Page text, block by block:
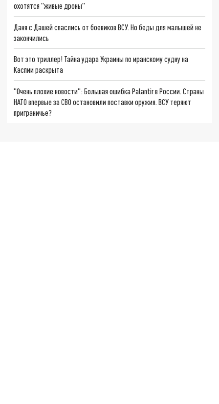
охотятся "живые дроны"
Даня с Дашей спаслись от боевиков ВСУ. Но беды для малышей не
закончились
Вот это триллер! Тайна удара Украины по иранскому судну на
Каспии раскрыта
"Очень плохие новости": Большая ошибка Palantir в России. Страны
НАТО впервые за СВО остановили поставки оружия. ВСУ теряют
приграничье?